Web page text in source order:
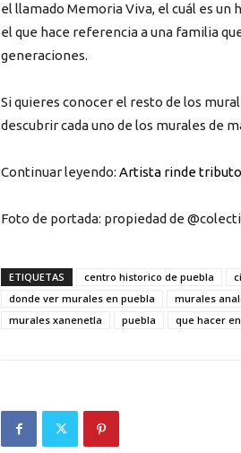
el llamado Memoria Viva, el cuál es
el que hace referencia a una familia
generaciones.
Si quieres conocer el resto de los
descubrir cada uno de los murales de
Continuar leyendo: Artista rinde tributo
Foto de portada: propiedad de
ETIQUETAS centro historico de puebla
donde ver murales en puebla
murales
murales xanenetla
puebla que hacer